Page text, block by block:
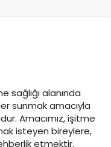
sağlığı alanında
sunmak amacıyla
Amacımız, işitme
isteyen bireylere,
etmektir.